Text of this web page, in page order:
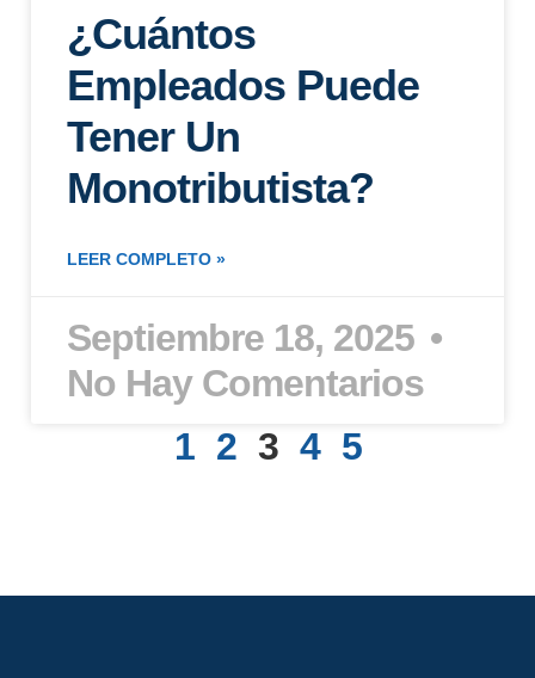
¿Cuántos
Empleados Puede
Tener Un
Monotributista?
LEER COMPLETO »
Septiembre 18, 2025
No Hay Comentarios
1 2 3 4 5